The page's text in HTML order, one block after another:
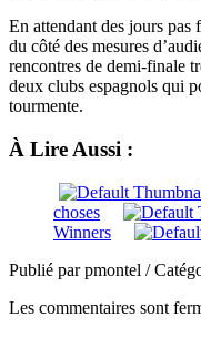
En attendant des jours
du côté des mesures
rencontres de demi-finale
deux clubs espagnols qui
tourmente.
À Lire Aussi :
choses
Winners
Publié par pmontel /
Les commentaires sont